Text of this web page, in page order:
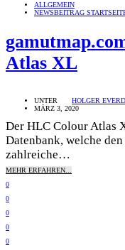
ALLGEMEIN
NEWSBEITRAG
Atlas XL
UNTER
HOLGER
MÄRZ 3, 2020
Der HLC Colour Atlas
Datenbank, welche
zahlreiche…
MEHR ERFAHREN...
0
0
0
0
0